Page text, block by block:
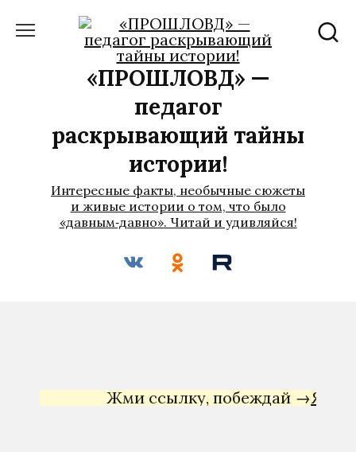
содержанию
«ПРОШЛОВѢД» —
педагог
раскрывающий тайны
истории!
Интересные факты, необычные сюжеты
и живые истории о том, что было
«давным‑давно». Читай и удивляйся!
Жми ссылку, побеждай →Яндекс